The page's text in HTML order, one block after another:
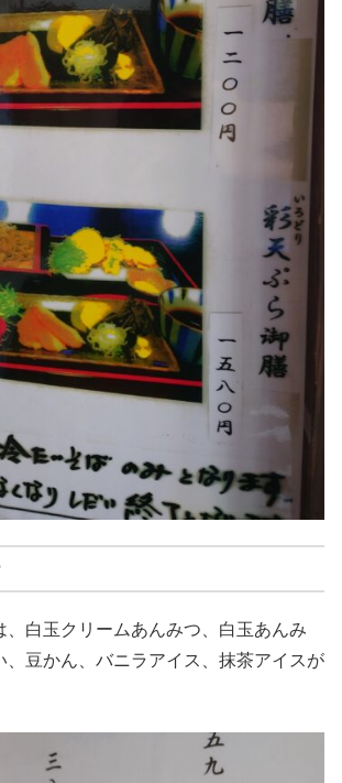
、白玉クリームあんみつ、白玉あんみ
、豆かん、バニラアイス、抹茶アイスが